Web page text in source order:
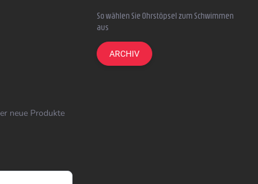
So wählen Sie Ohrstöpsel zum Schwimmen
aus
ARCHIV
neue Produkte